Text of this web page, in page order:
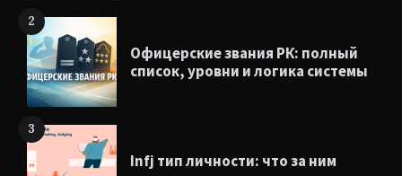
2
Офицерские звания РК: полный
список, уровни и логика системы
3
Infj тип личности: что за ним